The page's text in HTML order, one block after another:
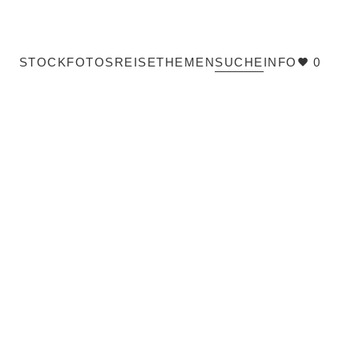
STOCKFOTOSREISETHEMENSUCHE INFO 0